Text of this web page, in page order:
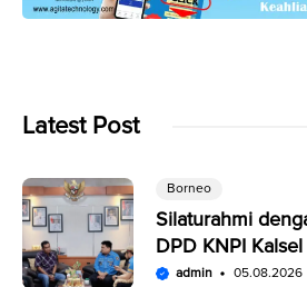
Latest Post
Borneo
Silaturahmi
DPD KNPI
SDM Pemuda
admin 05.08.2026